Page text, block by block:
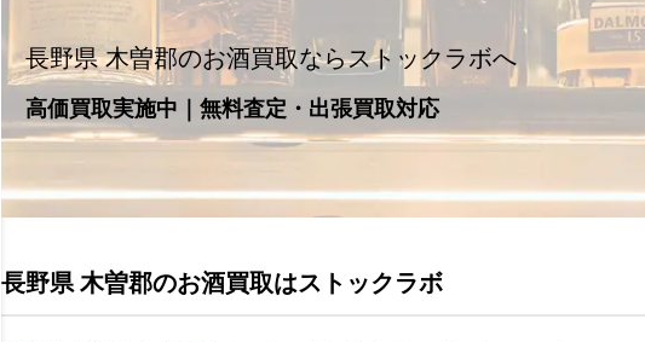
長野県 木曽郡のお酒買取ならストックラボへ
高価買取実施中｜無料査定・出張買取対応
長野県 木曽郡のお酒買取はストックラボ